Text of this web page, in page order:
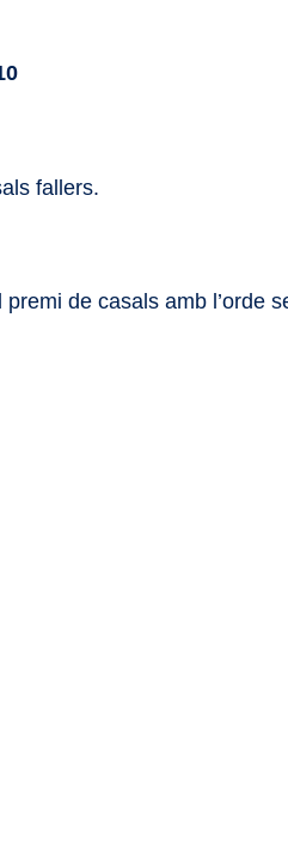
fallers.
de casals amb l’orde